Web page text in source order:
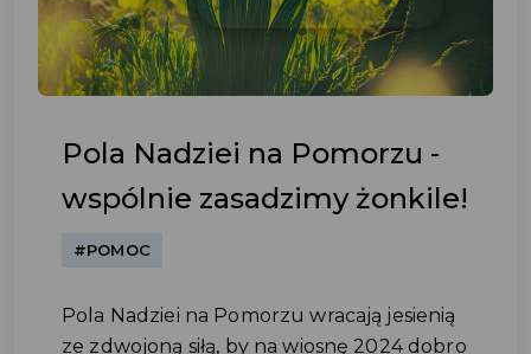
Pola Nadziei na Pomorzu -
wspólnie zasadzimy żonkile!
#POMOC
Pola Nadziei na Pomorzu wracają jesienią
ze zdwojoną siłą, by na wiosnę 2024 dobro